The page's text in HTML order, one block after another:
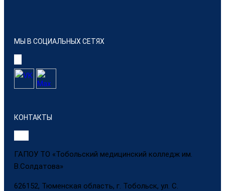
МЫ В СОЦИАЛЬНЫХ СЕТЯХ
КОНТАКТЫ
ГАПОУ ТО «Тобольский медицинский колледж им.
В.Солдатова»
626152, Тюменская область, г. Тобольск, ул. С.